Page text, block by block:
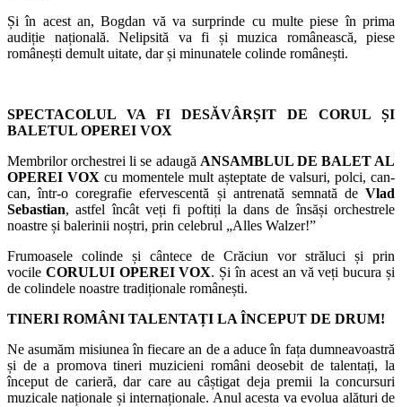
Și în acest an, Bogdan vă va surprinde cu multe piese în prima
audiție națională. Nelipsită va fi și muzica românească, piese
românești demult uitate, dar și minunatele colinde românești.
SPECTACOLUL VA FI DESĂVÂRȘIT DE CORUL ȘI
BALETUL OPEREI VOX
Membrilor orchestrei li se adaugă ANSAMBLUL DE BALET AL
OPEREI VOX cu momentele mult așteptate de valsuri, polci, can-
can, într-o coregrafie efervescentă și antrenată semnată de Vlad
Sebastian, astfel încât veți fi poftiți la dans de însăși orchestrele
noastre și balerinii noștri, prin celebrul „Alles Walzer!”
Frumoasele colinde și cântece de Crăciun vor străluci și prin
vocile CORULUI OPEREI VOX. Și în acest an vă veți bucura și
de colindele noastre tradiționale românești.
TINERI ROMÂNI TALENTAȚI LA ÎNCEPUT DE DRUM!
Ne asumăm misiunea în fiecare an de a aduce în fața dumneavoastră
și de a promova tineri muzicieni români deosebit de talentați, la
început de carieră, dar care au câștigat deja premii la concursuri
muzicale naționale și internaționale. Anul acesta va evolua alături de